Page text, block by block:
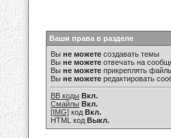
Ваши права в разделе
Вы не можете создавать темы
Вы не можете отвечать на
Вы не можете прикреплять
Вы не можете редактировать
BB коды Вкл.
Смайлы Вкл.
[IMG] код Вкл.
HTML код Выкл.